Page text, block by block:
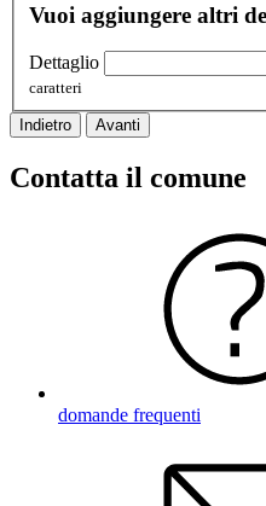
Vuoi aggiungere altri
Dettaglio
caratteri
Indietro Avanti
Contatta il comune
domande frequenti